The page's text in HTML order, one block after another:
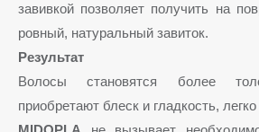
завивкой позволяет получить на
ровный, натуральный завиток.
Результат
Волосы становятся более
приобретают блеск и гладкость,